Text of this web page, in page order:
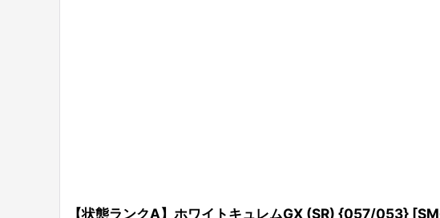
【状態ランクA】ホワイトキュレムGX (SR) {057/053}